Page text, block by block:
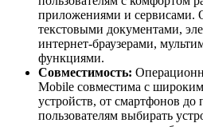
приложениями и сервисами.
текстовыми документами,
интернет-браузерами,
функциями.
Совместимость:
Mobile совместима с
устройств, от смартфонов до
пользователям выбирать